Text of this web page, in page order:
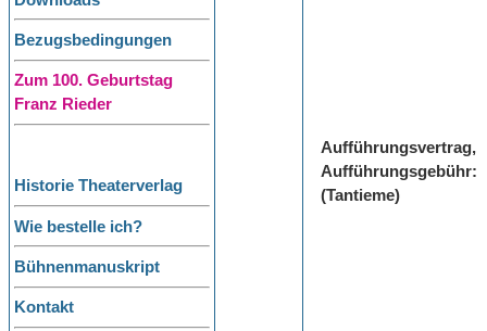
Bezugsbedingungen
Zum 100. Geburtstag
Franz Rieder
Historie Theaterverlag
Wie bestelle ich?
Bühnenmanuskript
Kontakt
Aufführungsvertrag,
Aufführungsgebühr:
(Tantieme)